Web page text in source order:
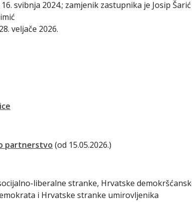
svibnja 2024.; zamjenik zastupnika je Josip Šarić
veljače 2026.
partnerstvo (od 15.05.2026.)
liberalne stranke, Hrvatske
i Hrvatske stranke umirovljenika